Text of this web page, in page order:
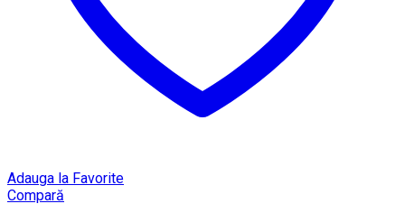
Adauga la Favorite
Compară